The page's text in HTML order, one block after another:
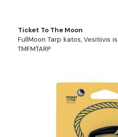
Ticket To The Moon
FullMoon Tarp katos, Vesitiivis
TMFMTARP